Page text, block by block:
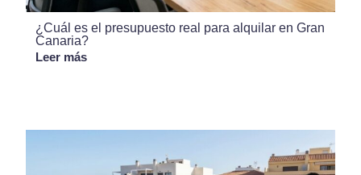
¿Cuál es el presupuesto real para alquilar en Gran
Canaria?
Leer más